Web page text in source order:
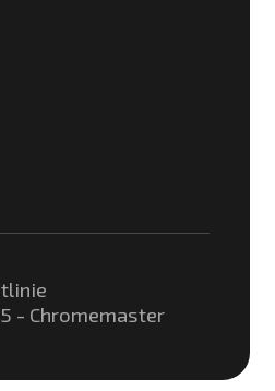
- Chromemaster